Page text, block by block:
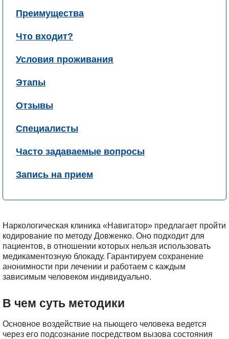
Преимущества
Что входит?
Условия проживания
Этапы
Отзывы
Специалисты
Часто задаваемые вопросы
Запись на прием
Наркологическая клиника «Навигатор» предлагает пройти
кодирование по методу Довженко. Оно подходит для
пациентов, в отношении которых нельзя использовать
медикаментозную блокаду. Гарантируем сохранение
анонимности при лечении и работаем с каждым
зависимым человеком индивидуально.
В чем суть методики
Основное воздействие на пьющего человека ведется
через его подсознание посредством вызова состояния